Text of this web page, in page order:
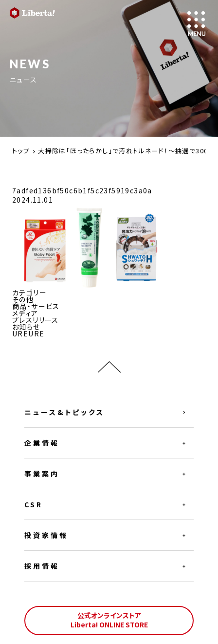
NEWS
ニュース
トップ 大掃除は「ほったらかし」で汚れトルネード！～抽選で
7adfed136bf50c6b1f5c23f5919c3a0a
2024.11.01
カテゴリー
その他
商品・サービス
メディア
プレスリリース
お知らせ
UREURE
ニュース&トピックス
企業情報
事業案内
CSR
投資家情報
採用情報
公式オンラインストア
Liberta! ONLINE STORE